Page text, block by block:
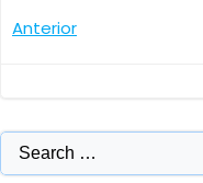
Post
Anterior
Search
for: